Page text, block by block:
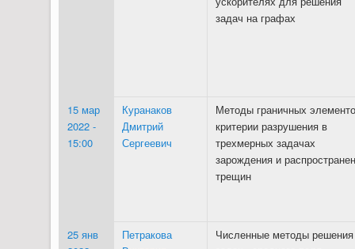
задач на графах
15 мар
2022 -
15:00
Куранаков
Дмитрий
Сергеевич
Методы граничных
критерии разрушения в
трехмерных задачах
зарождения и
трещин
25 янв
Петракова
Численные методы решения